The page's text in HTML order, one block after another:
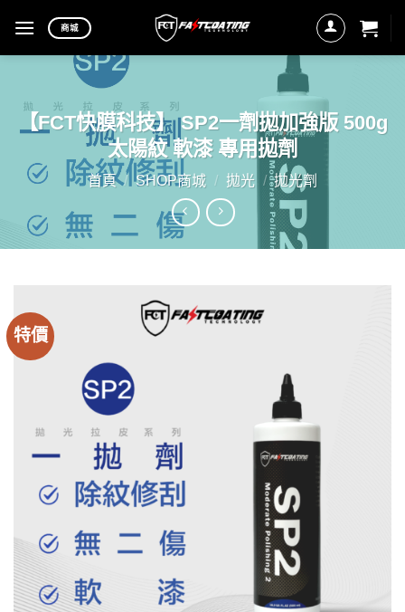
content
商城
【FCT快膜科技】 SP2一劑拋加強版 500g
太陽紋 軟漆 專用拋劑
首頁 / SHOP商城 / 拋光 / 拋光劑
特價